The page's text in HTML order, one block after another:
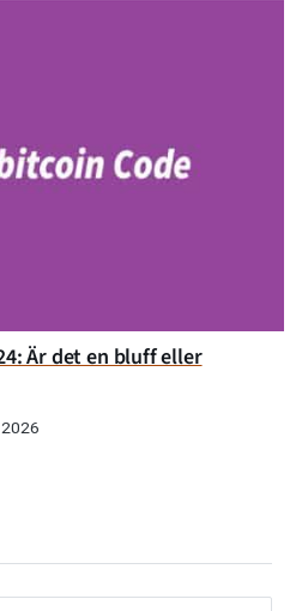
Är det en bluff eller